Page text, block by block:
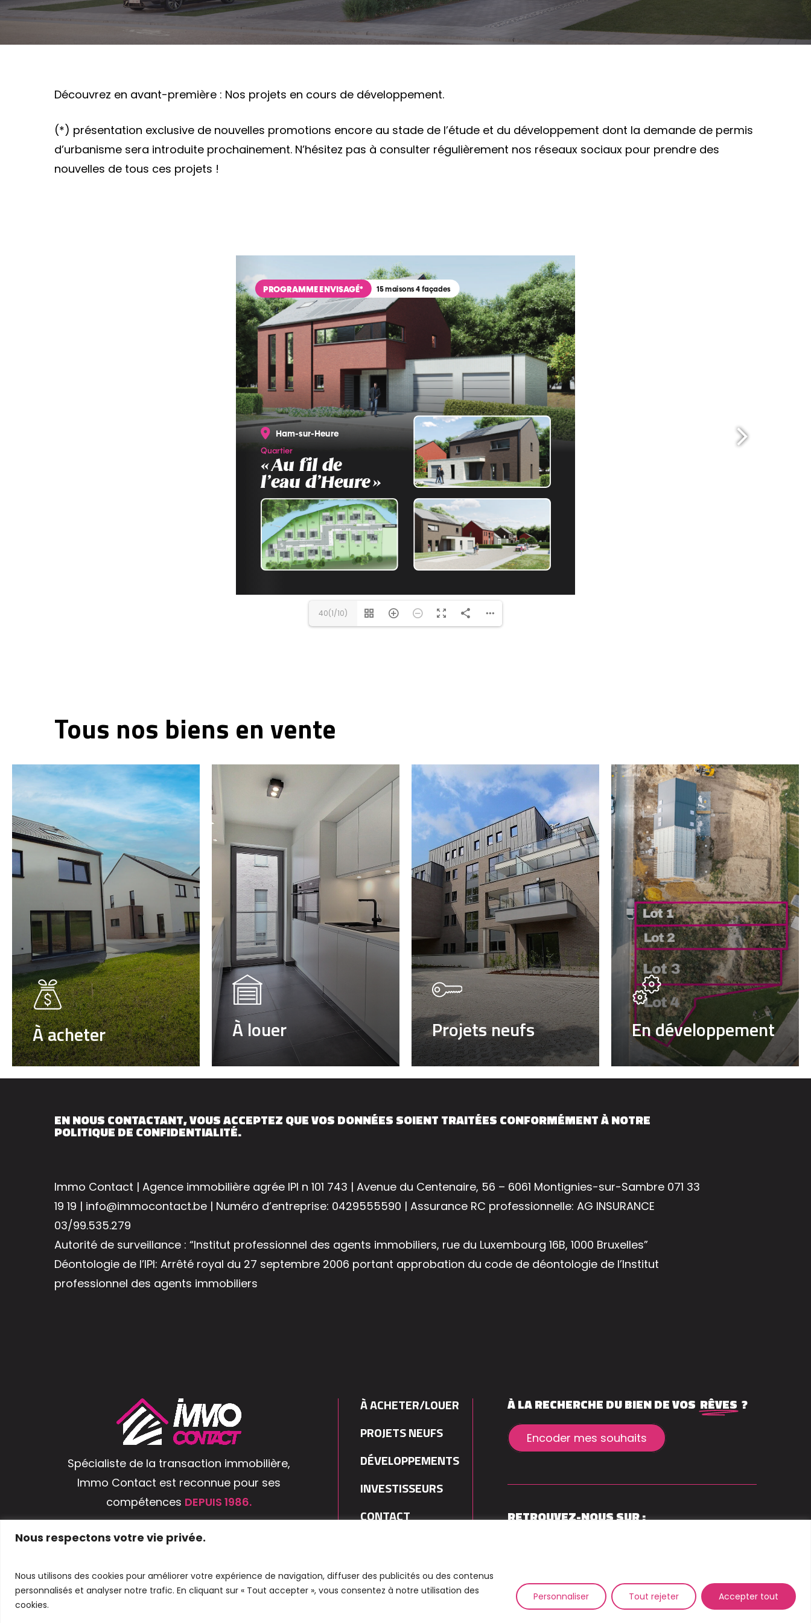
Nous respectons votre vie privée.
Nous utilisons des cookies pour améliorer votre expérience de navigation, diffuser des publicités ou des contenus
personnalisés et analyser notre trafic. En cliquant sur « Tout accepter », vous consentez à notre utilisation des
cookies.
Personnaliser Tout rejeter Accepter tout
Découvrez en avant-première : Nos projets en cours de développement.
(*) présentation exclusive de nouvelles promotions encore au stade de l’étude et du développement dont la demande de permis
d’urbanisme sera introduite prochainement. N’hésitez pas à consulter régulièrement nos réseaux sociaux pour prendre des
nouvelles de tous ces projets !
40(1/10)
Tous nos biens envente
À acheter À louer Projets neufs En développement
EN NOUS CONTACTANT, VOUS ACCEPTEZ QUE VOS DONNÉES SOIENT TRAITÉES CONFORMÉMENT À NOTRE
POLITIQUE DE CONFIDENTIALITÉ.
Immo Contact | Agence immobilière agrée IPI n 101 743 | Avenue du Centenaire, 56 – 6061 Montignies-sur-Sambre 071 33
19 19 | info@immocontact.be | Numéro d’entreprise: 0429555590 | Assurance RC professionnelle: AG INSURANCE
03/99.535.279
Autorité de surveillance : “Institut professionnel des agents immobiliers, rue du Luxembourg 16B, 1000 Bruxelles”
Déontologie de l’IPI: Arrêté royal du 27 septembre 2006 portant approbation du code de déontologie de l’Institut
professionnel des agents immobiliers
Spécialiste de la transaction immobilière,
Immo Contact est reconnue pour ses
compétences DEPUIS 1986.
ENSEMBLE, ATTEIGNONS VOTRE OBJECTIF !
À ACHETER/LOUER
PROJETS NEUFS
DÉVELOPPEMENTS
INVESTISSEURS
CONTACT
À LA RECHERCHE DU BIEN DE VOS RÊVES ?
Encoder mes souhaits
RETROUVEZ-NOUS SUR :
Immo Contact. Website built byOnlyne. Tous droits réservés.